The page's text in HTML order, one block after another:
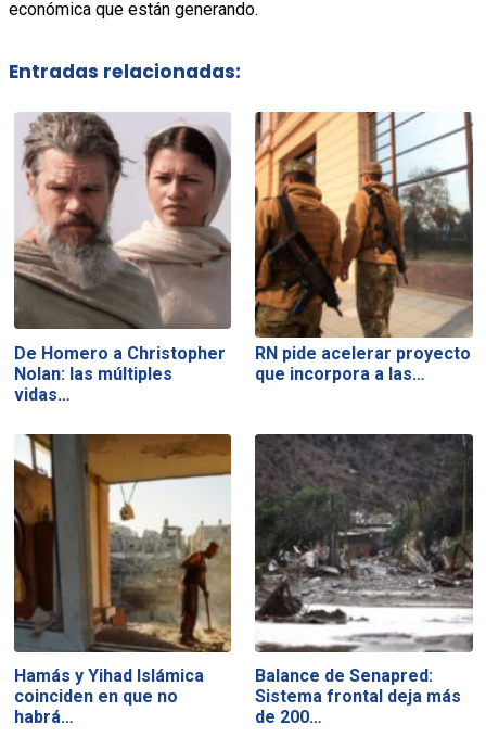
económica que están generando.
Entradas relacionadas:
De Homero a Christopher
Nolan: las múltiples
vidas…
RN pide acelerar proyecto
que incorpora a las…
Hamás y Yihad Islámica
coinciden en que no
habrá…
Balance de Senapred:
Sistema frontal deja más
de 200…